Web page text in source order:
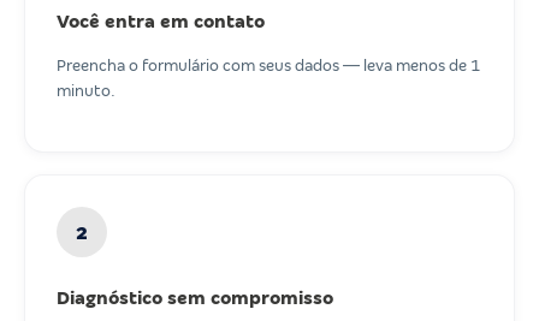
Você entra em contato
Preencha o formulário com seus dados — leva menos de 1
minuto.
2
Diagnóstico sem compromisso